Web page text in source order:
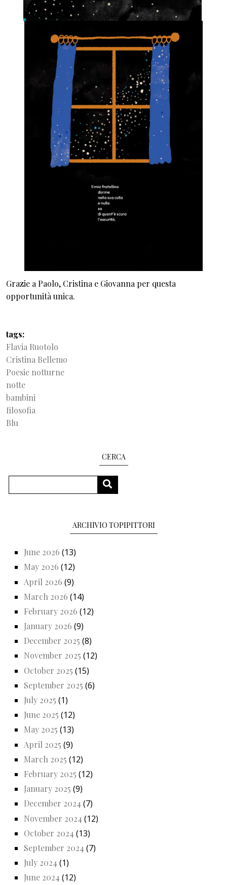
Grazie a Paolo, Cristina e Giovanna per questa
opportunità unica.
tags
Flavia Ruotolo
Cristina Bellemo
Poesie notturne
notte
bambini
filosofia
Blu
CERCA
SEARCH
ARCHIVIO TOPIPITTORI
June 2026 (13)
May 2026 (12)
April 2026 (9)
March 2026 (14)
February 2026 (12)
January 2026 (9)
December 2025 (8)
November 2025 (12)
October 2025 (15)
September 2025 (6)
July 2025 (1)
June 2025 (12)
May 2025 (13)
April 2025 (9)
March 2025 (12)
February 2025 (12)
January 2025 (9)
December 2024 (7)
November 2024 (12)
October 2024 (13)
September 2024 (7)
July 2024 (1)
June 2024 (12)